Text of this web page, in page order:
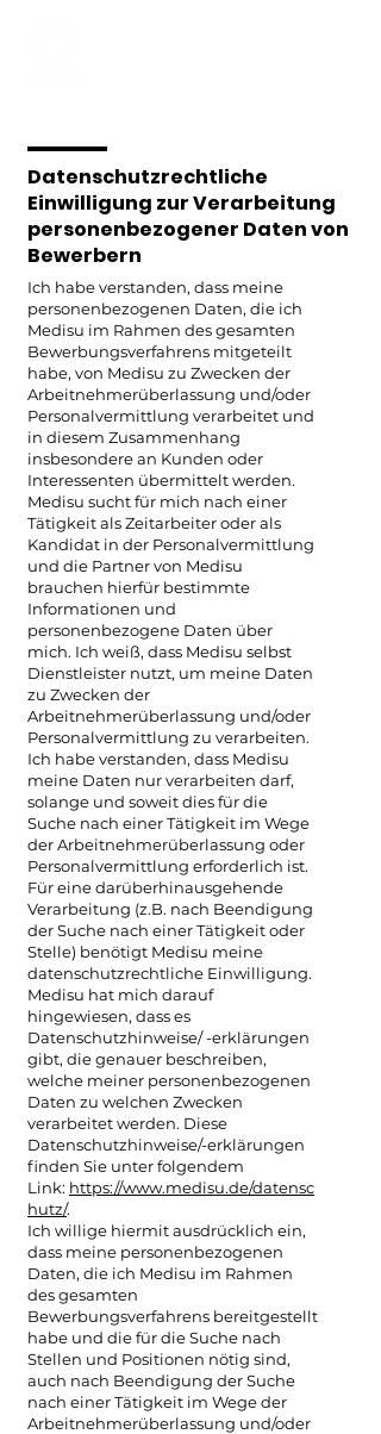
Datenschutzrechtliche
Einwilligung zur Verarbeitung
personenbezogener Daten von
Bewerbern
Ich habe verstanden, dass meine
personenbezogenen Daten, die ich
Medisu im Rahmen des gesamten
Bewerbungsverfahrens mitgeteilt
habe, von Medisu zu Zwecken der
Arbeitnehmerüberlassung und/oder
Personalvermittlung verarbeitet und
in diesem Zusammenhang
insbesondere an Kunden oder
Interessenten übermittelt werden.
Medisu sucht für mich nach einer
Tätigkeit als Zeitarbeiter oder als
Kandidat in der Personalvermittlung
und die Partner von Medisu
brauchen hierfür bestimmte
Informationen und
personenbezogene Daten über
mich. Ich weiß, dass Medisu selbst
Dienstleister nutzt, um meine Daten
zu Zwecken der
Arbeitnehmerüberlassung und/oder
Personalvermittlung zu verarbeiten.
Ich habe verstanden, dass Medisu
meine Daten nur verarbeiten darf,
solange und soweit dies für die
Suche nach einer Tätigkeit im Wege
der Arbeitnehmerüberlassung oder
Personalvermittlung erforderlich ist.
Für eine darüberhinausgehende
Verarbeitung (z.B. nach Beendigung
der Suche nach einer Tätigkeit oder
Stelle) benötigt Medisu meine
datenschutzrechtliche Einwilligung.
Medisu hat mich darauf
hingewiesen, dass es
Datenschutzhinweise/ -erklärungen
gibt, die genauer beschreiben,
welche meiner personenbezogenen
Daten zu welchen Zwecken
verarbeitet werden. Diese
Datenschutzhinweise/-erklärungen
finden Sie unter folgendem
Link: https://www.medisu.de/datensc
hutz/.
Ich willige hiermit ausdrücklich ein,
dass meine personenbezogenen
Daten, die ich Medisu im Rahmen
des gesamten
Bewerbungsverfahrens bereitgestellt
habe und die für die Suche nach
Stellen und Positionen nötig sind,
auch nach Beendigung der Suche
nach einer Tätigkeit im Wege der
Arbeitnehmerüberlassung und/oder